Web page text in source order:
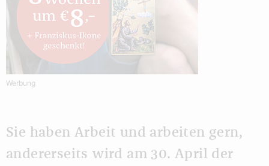
Werbung
Sie haben Arbeit und arbeiten gern,
andererseits wird am 30. April der